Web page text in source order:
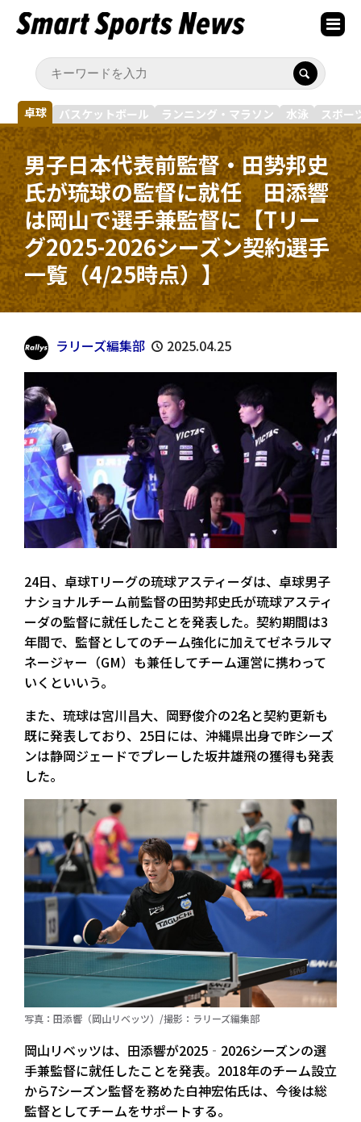
卓球 バスケットボール ランニング・マラソン 水泳 スポー
男子日本代表前監督・田㔟邦史
氏が琉球の監督に就任 田添響
は岡山で選手兼監督に【Tリー
グ2025-2026シーズン契約選手
一覧（4/25時点）】
ラリーズ編集部 2025.04.25
24日、卓球Tリーグの琉球アスティーダは、卓球男子
ナショナルチーム前監督の田㔟邦史氏が琉球アスティ
ーダの監督に就任したことを発表した。契約期間は3
年間で、監督としてのチーム強化に加えてゼネラルマ
ネージャー（GM）も兼任してチーム運営に携わって
いくといいう。
また、琉球は宮川昌大、岡野俊介の2名と契約更新も
既に発表しており、25日には、沖縄県出身で昨シーズ
ンは静岡ジェードでプレーした坂井雄飛の獲得も発表
した。
写真：田添響（岡山リベッツ）/撮影：ラリーズ編集部
岡山リベッツは、田添響が2025‐2026シーズンの選
手兼監督に就任したことを発表。2018年のチーム設立
から7シーズン監督を務めた白神宏佑氏は、今後は総
監督としてチームをサポートする。